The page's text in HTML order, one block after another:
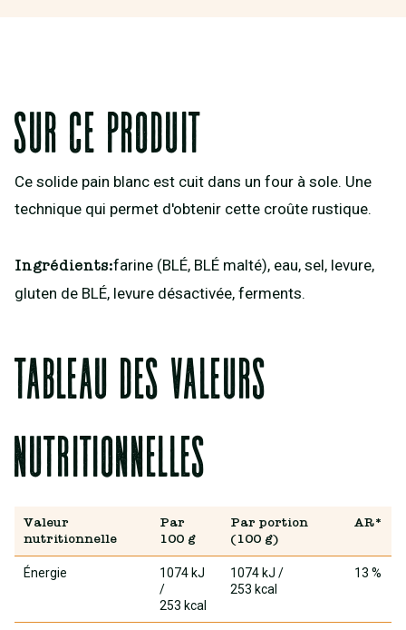
Sur ce produit
Ce solide pain blanc est cuit dans un four à sole. Une
technique qui permet d'obtenir cette croûte rustique.
Ingrédients:farine (BLÉ, BLÉ malté), eau, sel, levure,
gluten de BLÉ, levure désactivée, ferments.
Tableau des valeurs
nutritionnelles
Valeur
nutritionnelle
Par
100 g
Par portion
(100 g)
AR*
Énergie
1074 kJ
/
253 kcal
1074 kJ /
253 kcal
13 %